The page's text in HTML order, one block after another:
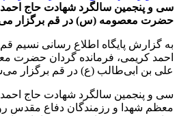
سی و پنجمین سالگرد شهادت حاج احمد
حضرت معصومه (س) در قم برگزار
به گزارش پایگاه اطلاع رسانی نسیم
علی بن ابی‌طالب (ع) در قم برگزار
سی و پنجمین سالگرد شهادت حاج احمد